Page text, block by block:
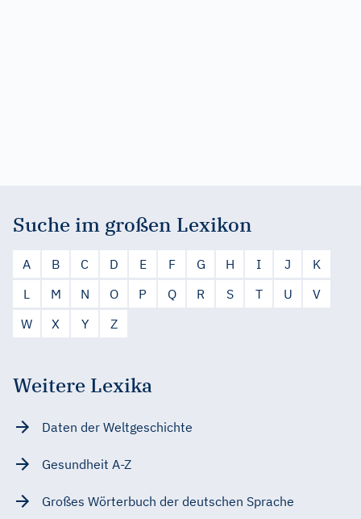
Suche im großen Lexikon
A B C D E F G H I J
K
L
M N O P Q R S T U
V
W
X Y Z
Weitere Lexika
Daten der Weltgeschichte
Gesundheit A-Z
Großes Wörterbuch der deutschen Sprache